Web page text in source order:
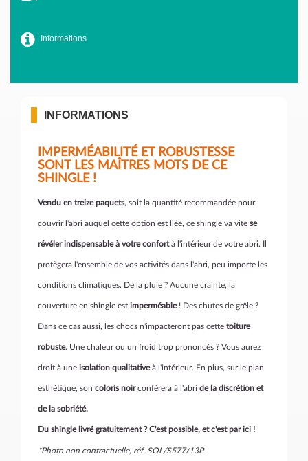
Informations
INFORMATIONS
IMPERMÉABILITÉ ET ROBUSTESSE
SONT LES MAÎTRES MOTS DE CE
SHINGLE !
Vendu en treize paquets, soit la quantité recommandée pour
couvrir l'abri auquel cette option est liée, ce shingle va vite se
révéler indispensable à votre confortà l'intérieur de votre abri. Il
protègera l'ensemble de vos activités dans l'abri, peu importe les
conditions climatiques. De la pluie ? Aucune crainte, la
couverture en shingle est imperméable! Des chutes de grêle ?
Dans ce cas aussi, les chocs n'impacteront pas cette toiture
robuste. Une chaleur ou un froid trop prononcés ? Vous aurez
droit à une isolation qualitativeà l'intérieur. En plus, sur le plan
esthétique, son coloris noirconfèrera à l'abri de la discrétion et
de la sobriété.
Du shingle livré gratuitement ? C'est possible, et c'est par ici !
*Photo non contractuelle, réf. SOL/S577/13P